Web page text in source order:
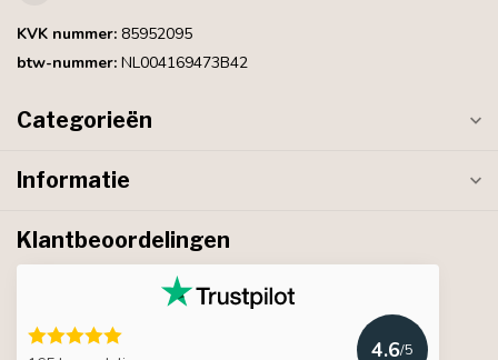
KVK nummer: 85952095
btw-nummer: NL004169473B42
Categorieën
Informatie
Klantbeoordelingen
4.6/5